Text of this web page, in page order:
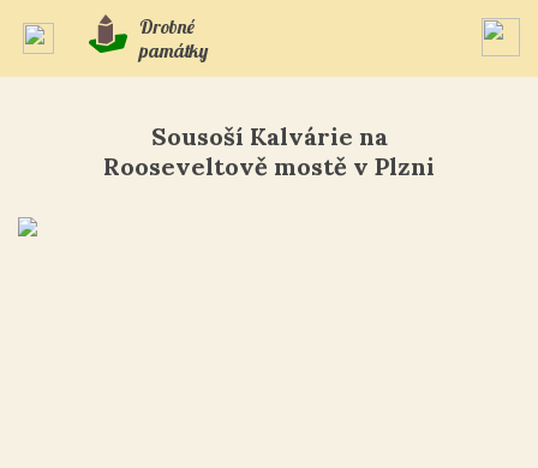
Drobné
památky
Sousoší Kalvárie na
Rooseveltově mostě v Plzni